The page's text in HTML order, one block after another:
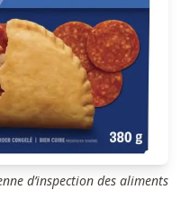
d’inspection des aliments